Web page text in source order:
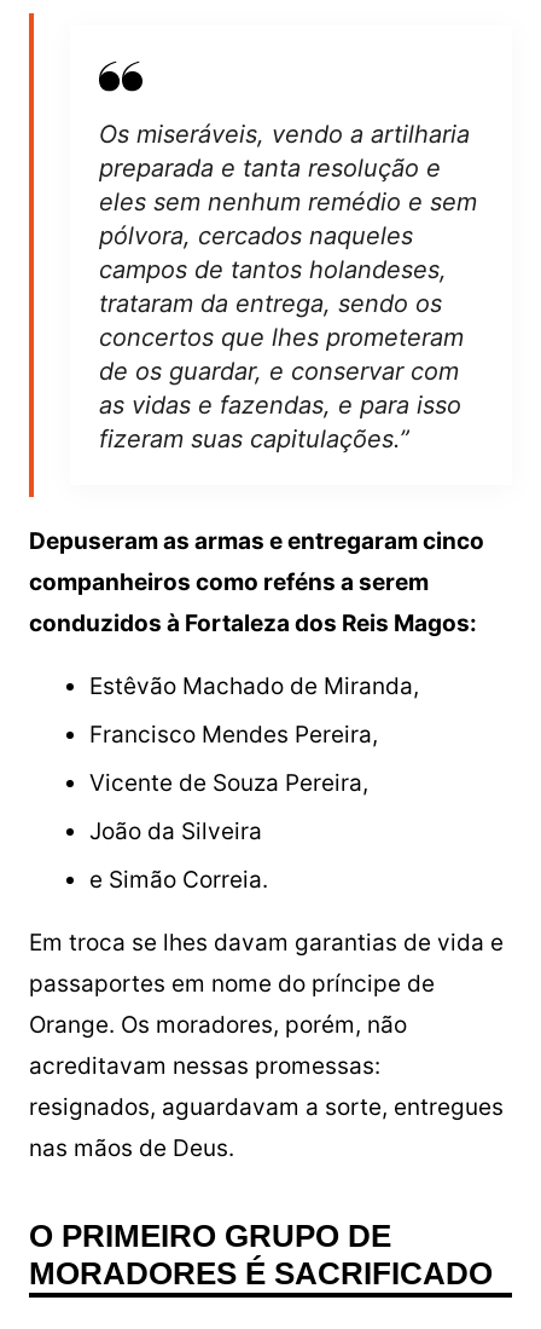
Os miseráveis, vendo a artilharia
preparada e tanta resolução e
eles sem nenhum remédio e sem
pólvora, cercados naqueles
campos de tantos holandeses,
trataram da entrega, sendo os
concertos que lhes prometeram
de os guardar, e conservar com
as vidas e fazendas, e para isso
fizeram suas capitulações.”
Depuseram as armas e entregaram cinco
companheiros como reféns a serem
conduzidos à Fortaleza dos Reis Magos:
Estêvão Machado de Miranda,
Francisco Mendes Pereira,
Vicente de Souza Pereira,
João da Silveira
e Simão Correia.
Em troca se lhes davam garantias de vida e
passaportes em nome do príncipe de
Orange. Os moradores, porém, não
acreditavam nessas promessas:
resignados, aguardavam a sorte, entregues
nas mãos de Deus.
O PRIMEIRO GRUPO DE
MORADORES É SACRIFICADO